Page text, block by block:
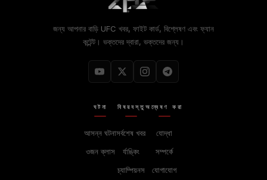
জন্য আপনার বাড়ি UFC খবর, ফাইট কার্ড, বিশ্লেষণ এবং ফ্যান
কন্টেন্ট। ভক্তদের দ্বারা, ভক্তদের জন্য।
ঘটনা
আসন্ন ঘটনা
ওজন ক্লাস
বিষয়বস্তু
সর্বশেষ খবর
র্যাঙ্কিং
চ্যাম্পিয়নস
অন্বেষণ করা
যোদ্ধা
সম্পর্কে
যোগাযোগ